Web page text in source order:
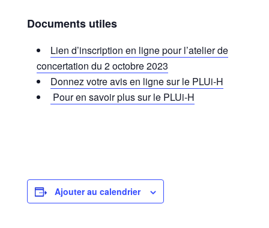
Documents utiles
Lien d’inscription en ligne pour l’atelier de
concertation du 2 octobre 2023
Donnez votre avis en ligne sur le PLUi-H
Pour en savoir plus sur le PLUi-H
Ajouter au calendrier